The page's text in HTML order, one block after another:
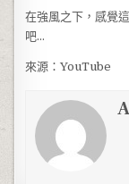
在強風之下，感覺
吧…
來源：YouTube